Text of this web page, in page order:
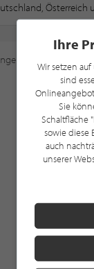
Österreich
Ihre
Wir setzen
sind
Sie
Schaltfläche
sowie diese
auch
unserer